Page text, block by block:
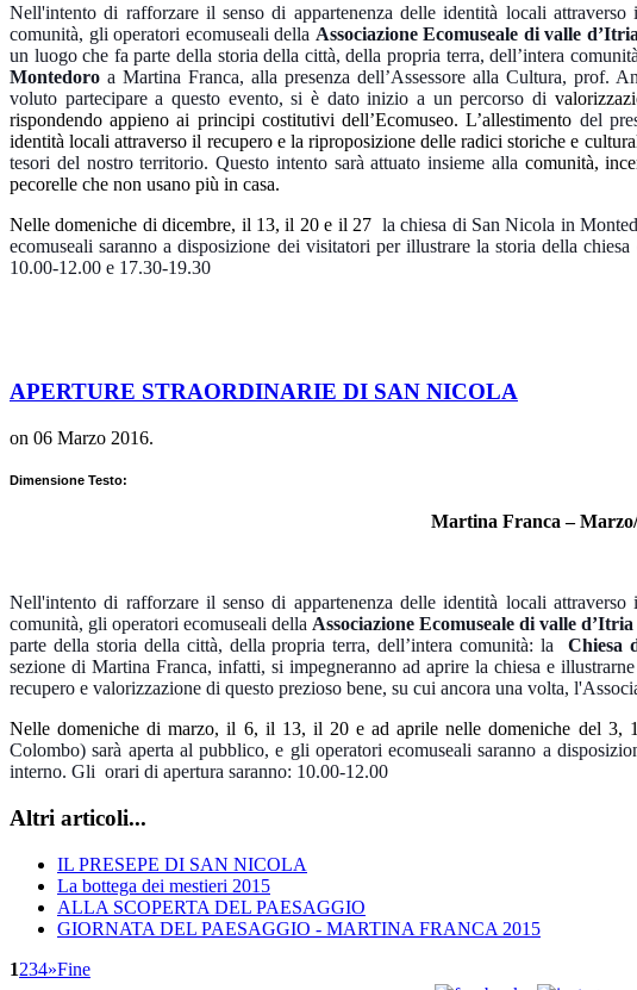
Nell'intento di rafforzare il senso di appartenenza delle identità locali
comunità, gli operatori ecomuseali della Associazione Ecomuseale di valle
un luogo che fa parte della storia della città, della propria terra, dell’intera
Montedoro a Martina Franca, alla presenza dell’Assessore alla Cultura, prof.
voluto partecipare a questo evento, si è dato inizio a un percorso di
rispondendo appieno ai principi costitutivi dell’Ecomuseo. L’allestimento del
identità locali attraverso il recupero e la riproposizione delle radici storiche e
tesori del nostro territorio. Questo intento sarà attuato insieme alla comunità,
pecorelle che non usano più in casa.
Nelle domeniche di dicembre, il 13, il 20 e il 27 la chiesa di San Nicola in
ecomuseali saranno a disposizione dei visitatori per illustrare la storia della
10.00-12.00 e 17.30-19.30
APERTURE STRAORDINARIE DI SAN NICOLA
on 06 Marzo 2016.
Dimensione Testo:
Martina Franca –
Nell'intento di rafforzare il senso di appartenenza delle identità locali
comunità, gli operatori ecomuseali della Associazione Ecomuseale di valle
parte della storia della città, della propria terra, dell’intera comunità: la Chiesa
sezione di Martina Franca, infatti, si impegneranno ad aprire la chiesa e
recupero e valorizzazione di questo prezioso bene, su cui ancora una volta,
Nelle domeniche di marzo, il 6, il 13, il 20 e ad aprile nelle domeniche del 3,
Colombo) sarà aperta al pubblico, e gli operatori ecomuseali saranno a
interno. Gli orari di apertura saranno: 10.00-12.00
Altri articoli...
IL PRESEPE DI SAN NICOLA
La bottega dei mestieri 2015
ALLA SCOPERTA DEL PAESAGGIO
GIORNATA DEL PAESAGGIO - MARTINA FRANCA 2015
1234»Fine